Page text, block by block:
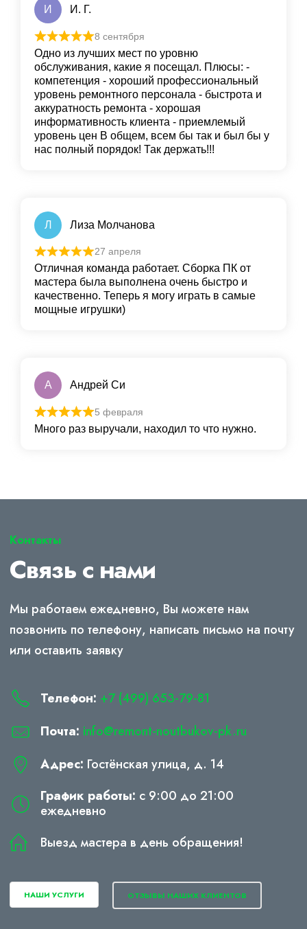
И И. Г.
8 сентября
Одно из лучших мест по уровню
обслуживания, какие я посещал. Плюсы: -
компетенция - хороший профессиональный
уровень ремонтного персонала - быстрота и
аккуратность ремонта - хорошая
информативность клиента - приемлемый
уровень цен В общем, всем бы так и был бы у
нас полный порядок! Так держать!!!
Л Лиза Молчанова
27 апреля
Отличная команда работает. Сборка ПК от
мастера была выполнена очень быстро и
качественно. Теперь я могу играть в самые
мощные игрушки)
А Андрей Си
5 февраля
Много раз выручали, находил то что нужно.
Контакты
Связь с нами
Мы работаем ежедневно, Вы можете нам
позвонить по телефону, написать письмо на почту
или оставить заявку
Телефон: +7 (499) 653-79-81
Почта: info@remont-noutbukov-pk.ru
Адрес: Гостёнская улица, д. 14
График работы: с 9:00 до 21:00
ежедневно
Выезд мастера в день обращения!
НАШИ УСЛУГИ ОТЗЫВЫ НАШИХ КЛИЕНТОВ